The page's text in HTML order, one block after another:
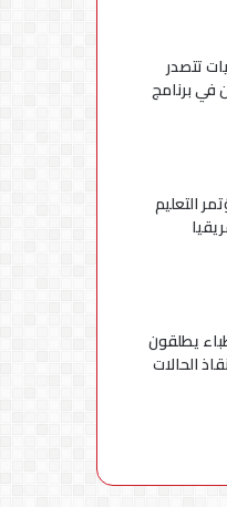
تتصدر
في برنامج
التعليم
يطلقون
الحالات